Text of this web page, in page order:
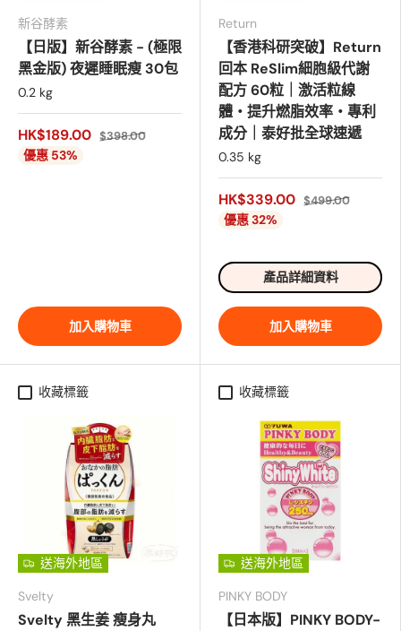
新谷酵素
【日版】新谷酵素 - (極限
黑金版) 夜遲睡眠瘦 30包
0.2 kg
HK$189.00 $398.00
優惠 53%
加入購物車
Return
【香港科研突破】Return
回本 ReSlim細胞級代謝
配方 60粒｜激活粒線
體・提升燃脂效率・專利
成分｜泰好批全球速遞
0.35 kg
HK$339.00 $499.00
優惠 32%
產品詳細資料
加入購物車
收藏標籤
送海外地區
Svelty
Svelty 黑生姜 瘦身丸
收藏標籤
送海外地區
PINKY BODY
【日本版】PINKY BODY-